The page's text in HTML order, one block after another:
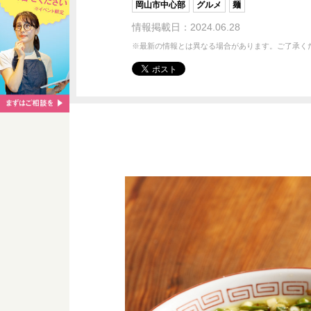
岡山市中心部 グルメ 麺
情報掲載日：2024.06.28
※最新の情報とは異なる場合があります。ご了承く